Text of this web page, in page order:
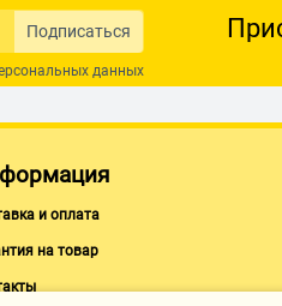
Подписаться
данных
и оплата
на товар